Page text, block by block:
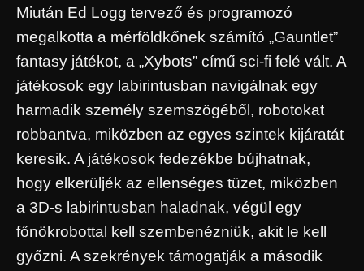
Miután Ed Logg tervező és programozó
megalkotta a mérföldkőnek számító „Gauntlet”
fantasy játékot, a „Xybots” című sci-fi felé vált. A
játékosok egy labirintusban navigálnak egy
harmadik személy szemszögéből, robotokat
robbantva, miközben az egyes szintek kijáratát
keresik. A játékosok fedezékbe bújhatnak,
hogy elkerüljék az ellenséges tüzet, miközben
a 3D-s labirintusban haladnak, végül egy
főnökrobottal kell szembenézniük, akit le kell
győzni. A szekrények támogatják a második